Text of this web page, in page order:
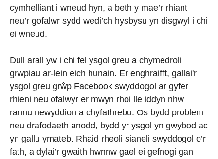
cymhelliant i wneud hyn, a beth y mae’r rhiant
neu’r gofalwr sydd wedi’ch hysbysu yn disgwyl i chi
ei wneud.
Dull arall yw i chi fel ysgol greu a chymedroli
grwpiau ar-lein eich hunain. Er enghraifft, gallai'r
ysgol greu grŵp Facebook swyddogol ar gyfer
rhieni neu ofalwyr er mwyn rhoi lle iddyn nhw
rannu newyddion a chyfathrebu. Os bydd problem
neu drafodaeth anodd, bydd yr ysgol yn gwybod ac
yn gallu ymateb. Rhaid rheoli sianeli swyddogol o’r
fath, a dylai’r gwaith hwnnw gael ei gefnogi gan